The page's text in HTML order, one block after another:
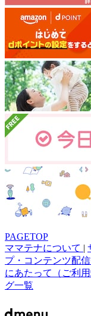
PAGETOP
ママテナについて |
プ・コンテンツ配
にあたって（ご利
グ一覧